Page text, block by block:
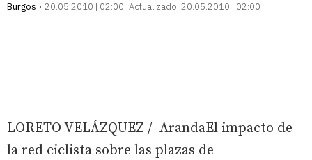
Burgos
20.05.2010 | 02:00 Actualizado: 20.05.2010 | 02:00
LORETO VELÁZQUEZ / ArandaEl impacto de
la red ciclista sobre las plazas de